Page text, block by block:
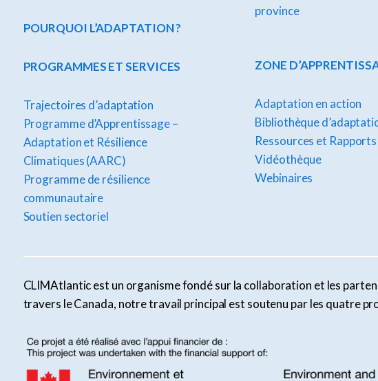
POURQUOI L’ADAPTATION ?
PROGRAMMES ET SERVICES
Trajectoires d’adaptation
Programme d’Apprentissage –
Adaptation et Résilience
Climatiques (AARC)
Programme de résilience
communautaire
Soutien sectoriel
province
ZONE
Adaptation en action
Bibliothèque
Ressources et Rapports
Vidéothèque
Webinaires
CLIMAtlantic est un organisme fondé sur la collaboration et les
travers le Canada, notre travail principal est soutenu par les quatre